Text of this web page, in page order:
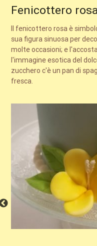
Fenicottero
Il fenicottero rosa è
sua figura sinuosa per
molte occasioni; e
l'immagine esotica del
zucchero c'è un pan di
fresca.